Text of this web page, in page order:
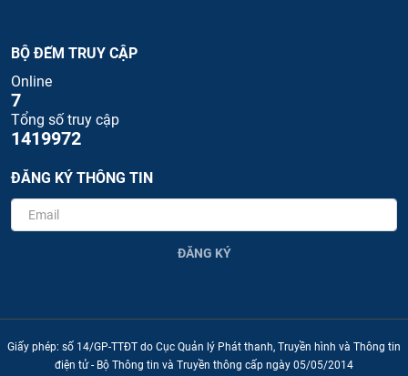
BỘ ĐẾM TRUY CẬP
Online
7
Tổng số truy cập
1419972
ĐĂNG KÝ THÔNG TIN
ĐĂNG KÝ
Giấy phép: số 14/GP-TTĐT do Cục Quản lý Phát thanh, Truyền hình và Thông tin
điện tử - Bộ Thông tin và Truyền thông cấp ngày 05/05/2014